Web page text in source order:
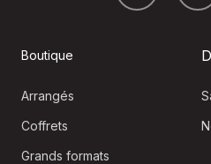
Boutique
Arrangés
Coffrets
Grands formats